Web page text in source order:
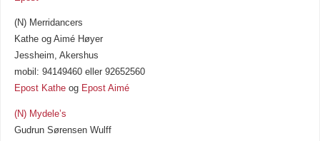
(N) Merridancers
Kathe og Aimé Høyer
Jessheim, Akershus
mobil: 94149460 eller 92652560
Epost Katheog Epost Aimé
(N) Mydele’s
Gudrun Sørensen Wulff